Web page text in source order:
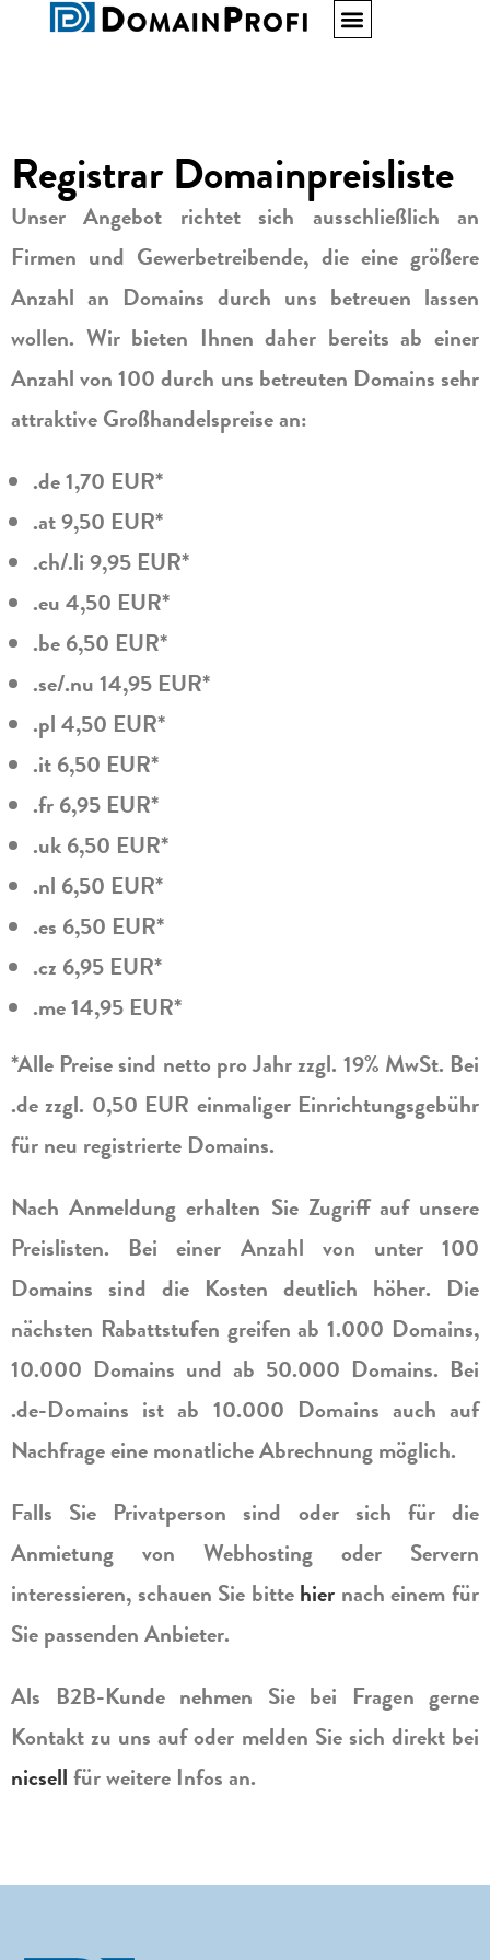
Registrar Domainpreisliste
Unser Angebot richtet sich ausschließlich an
Firmen und Gewerbetreibende, die eine größere
Anzahl an Domains durch uns betreuen lassen
wollen. Wir bieten Ihnen daher bereits ab einer
Anzahl von 100 durch uns betreuten Domains sehr
attraktive Großhandelspreise an:
.de 1,70 EUR*
.at 9,50 EUR*
.ch/.li 9,95 EUR*
.eu 4,50 EUR*
.be 6,50 EUR*
.se/.nu 14,95 EUR*
.pl 4,50 EUR*
.it 6,50 EUR*
.fr 6,95 EUR*
.uk 6,50 EUR*
.nl 6,50 EUR*
.es 6,50 EUR*
.cz 6,95 EUR*
.me 14,95 EUR*
*Alle Preise sind netto pro Jahr zzgl. 19% MwSt. Bei
.de zzgl. 0,50 EUR einmaliger Einrichtungsgebühr
für neu registrierte Domains.
Nach Anmeldung erhalten Sie Zugriff auf unsere
Preislisten. Bei einer Anzahl von unter 100
Domains sind die Kosten deutlich höher. Die
nächsten Rabattstufen greifen ab 1.000 Domains,
10.000 Domains und ab 50.000 Domains. Bei
.de-Domains ist ab 10.000 Domains auch auf
Nachfrage eine monatliche Abrechnung möglich.
Falls Sie Privatperson sind oder sich für die
Anmietung von Webhosting oder Servern
interessieren, schauen Sie bittehier nach einem für
Sie passenden Anbieter.
Als B2B-Kunde nehmen Sie bei Fragen gerne
Kontakt zu uns auf oder melden Sie sich direkt bei
nicsellfür weitere Infos an.